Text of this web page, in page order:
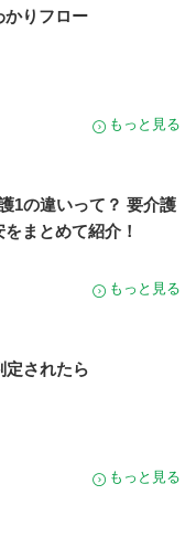
りフロー
もっと見る
1の違いって？ 要介護
まとめて紹介！
もっと見る
定されたら
もっと見る